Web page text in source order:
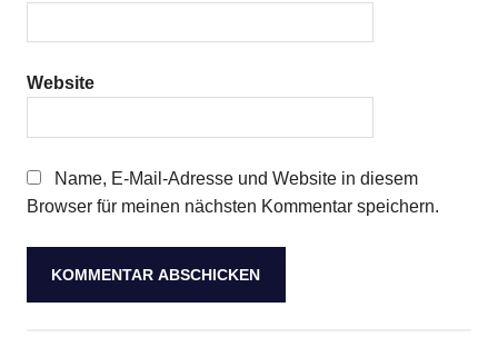
Website
Name, E-Mail-Adresse und Website in diesem
Browser für meinen nächsten Kommentar speichern.